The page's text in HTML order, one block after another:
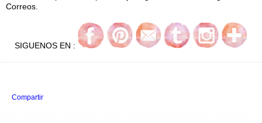
Correos.
SIGUENOS EN :
Compartir